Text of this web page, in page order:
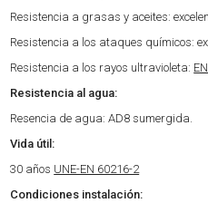
Resistencia a grasas y aceites:
Resistencia a los ataques químicos:
Resistencia a los rayos ultravioleta:
Resistencia al agua:
Resencia de agua: AD8 sumergida.
Vida útil:
30 años UNE-EN 60216-2
Condiciones instalación: